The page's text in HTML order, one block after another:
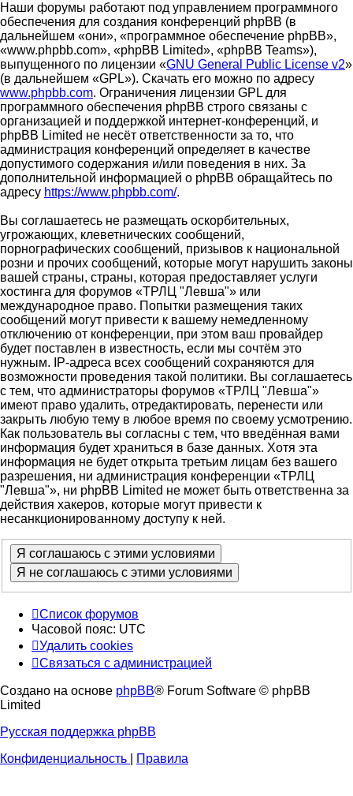
Наши форумы работают под управлением программного
обеспечения для создания конференций phpBB (в
дальнейшем «они», «программное обеспечение phpBB»,
«www.phpbb.com», «phpBB Limited», «phpBB Teams»),
выпущенного по лицензии «GNU General Public License v2»
(в дальнейшем «GPL»). Скачать его можно по адресу
www.phpbb.com. Ограничения лицензии GPL для
программного обеспечения phpBB строго связаны с
организацией и поддержкой интернет-конференций, и
phpBB Limited не несёт ответственности за то, что
администрация конференций определяет в качестве
допустимого содержания и/или поведения в них. За
дополнительной информацией о phpBB обращайтесь по
адресу https://www.phpbb.com/.
Вы соглашаетесь не размещать оскорбительных,
угрожающих, клеветнических сообщений,
порнографических сообщений, призывов к национальной
розни и прочих сообщений, которые могут нарушить законы
вашей страны, страны, которая предоставляет услуги
хостинга для форумов «ТРЛЦ "Левша"» или
международное право. Попытки размещения таких
сообщений могут привести к вашему немедленному
отключению от конференции, при этом ваш провайдер
будет поставлен в известность, если мы сочтём это
нужным. IP-адреса всех сообщений сохраняются для
возможности проведения такой политики. Вы соглашаетесь
с тем, что администраторы форумов «ТРЛЦ "Левша"»
имеют право удалить, отредактировать, перенести или
закрыть любую тему в любое время по своему усмотрению.
Как пользователь вы согласны с тем, что введённая вами
информация будет храниться в базе данных. Хотя эта
информация не будет открыта третьим лицам без вашего
разрешения, ни администрация конференции «ТРЛЦ
"Левша"», ни phpBB Limited не может быть ответственна за
действия хакеров, которые могут привести к
несанкционированному доступу к ней.
Список форумов
Часовой пояс: UTC
Удалить cookies
Связаться с администрацией
Создано на основе phpBB® Forum Software © phpBB
Limited
Русская поддержка phpBB
Конфиденциальность
Правила